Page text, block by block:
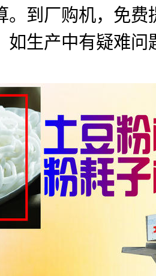
。到厂购机，免
如生产中有疑难